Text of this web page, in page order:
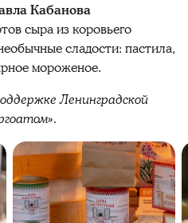
Кабанова
сыра из коровьего
сладости: пастила,
мороженое.
Ленинградской